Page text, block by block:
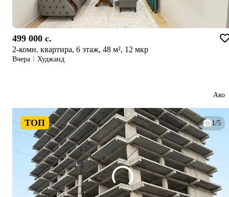
499 000 c.
2-комн. квартира, 6 этаж, 48 м², 12 мкр
Вчера Худжанд
Ако
ТОП 1/5